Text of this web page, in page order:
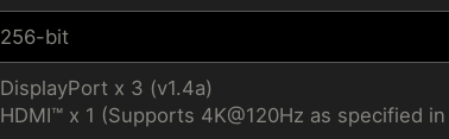
256-bit
DisplayPort x 3 (v1.4a)
HDMI™ x 1 (Supports 4K@120Hz as specified in